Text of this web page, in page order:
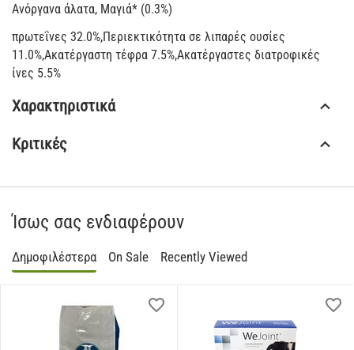
Ανόργανα άλατα, Μαγιά* (0.3%)
πρωτεΐνες 32.0%,Περιεκτικότητα σε λιπαρές ουσίες
11.0%,Ακατέργαστη τέφρα 7.5%,Ακατέργαστες διατροφικές
ίνες 5.5%
Χαρακτηριστικά
Κριτικές
Ίσως σας ενδιαφέρουν
Δημοφιλέστερα On Sale Recently Viewed